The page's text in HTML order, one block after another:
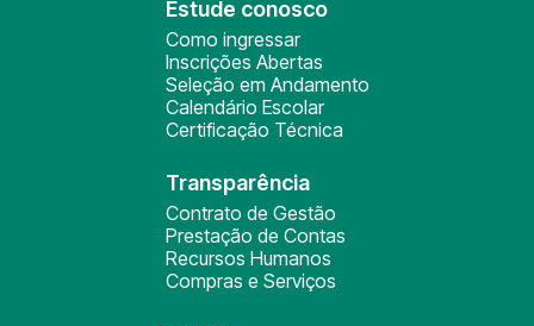
Estude conosco
Como ingressar
Inscrições Abertas
Seleção em Andamento
Calendário Escolar
Certificação Técnica
Transparência
Contrato de Gestão
Prestação de Contas
Recursos Humanos
Compras e Serviços